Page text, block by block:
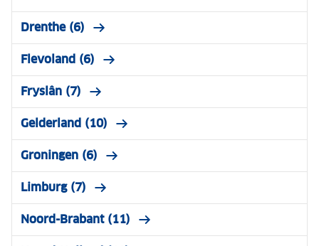
Drenthe (6)
Flevoland (6)
Fryslân (7)
Gelderland (10)
Groningen (6)
Limburg (7)
Noord-Brabant (11)